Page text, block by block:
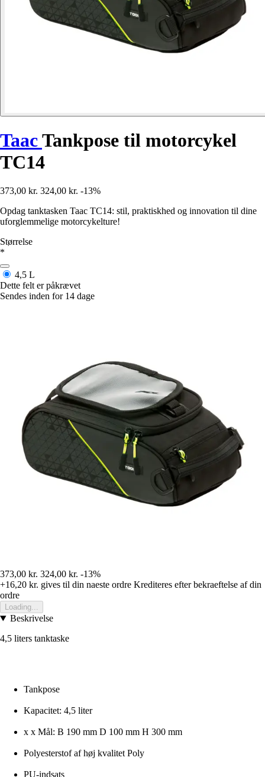
TaacTankpose til motorcykel
TC14
373,00 kr. 324,00 kr. -13%
Opdag tanktasken Taac TC14: stil, praktiskhed og innovation til dine
uforglemmelige motorcykelture!
Størrelse
*
4,5 L
Dette felt er påkrævet
Sendes inden for 14 dage
373,00 kr. 324,00 kr. -13%
+16,20 kr. gives til din naeste ordre Krediteres efter bekraeftelse af din
ordre
Loading...
Beskrivelse
4,5 liters tanktaske
Tankpose
Kapacitet: 4,5 liter
x x Mål: B 190 mm D 100 mm H 300 mm
Polyesterstof af høj kvalitet Poly
PU-indsats